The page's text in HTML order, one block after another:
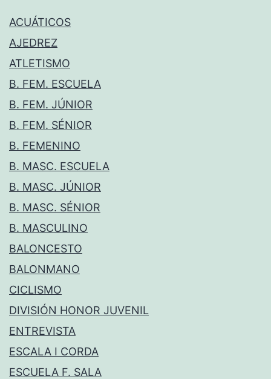
ACUÁTICOS
AJEDREZ
ATLETISMO
B. FEM. ESCUELA
B. FEM. JÚNIOR
B. FEM. SÉNIOR
B. FEMENINO
B. MASC. ESCUELA
B. MASC. JÚNIOR
B. MASC. SÉNIOR
B. MASCULINO
BALONCESTO
BALONMANO
CICLISMO
DIVISIÓN HONOR JUVENIL
ENTREVISTA
ESCALA I CORDA
ESCUELA F. SALA